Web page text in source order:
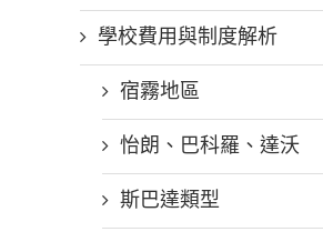
學校費用與制度解析
宿霧地區
怡朗、巴科羅、達沃
斯巴達類型